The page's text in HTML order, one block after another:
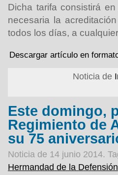
Dicha tarifa consistirá
necesaria la
todos los días, a
Descargar artículo en
Noticia de
Este domingo,
Regimiento de
su 75
Noticia de 14 junio 2014.
Hermandad de la Defensión